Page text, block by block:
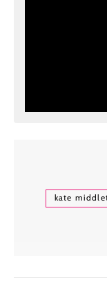
kate